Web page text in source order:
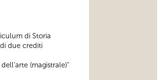
di Storia
due crediti
(magistrale)"